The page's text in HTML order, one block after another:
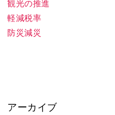
観光の推進
軽減税率
防災減災
アーカイブ